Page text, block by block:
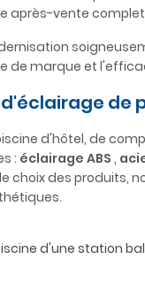
après-vente
de marque et
de
d'hôtel, de
: éclairage ABS ,
choix des
d'une station